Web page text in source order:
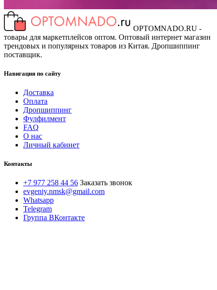
OPTOMNADO.RU -
товары для маркетплейсов оптом. Оптовый интернет магазин
трендовых и популярных товаров из Китая. Дропшиппинг
поставщик.
Навигация по сайту
Доставка
Оплата
Дропшиппинг
Фулфилмент
FAQ
О нас
Личный кабинет
Контакты
+7 977 258 44 56 Заказать звонок
evgeniy.nmsk@gmail.com
Whatsapp
Telegram
Группа ВКонтакте